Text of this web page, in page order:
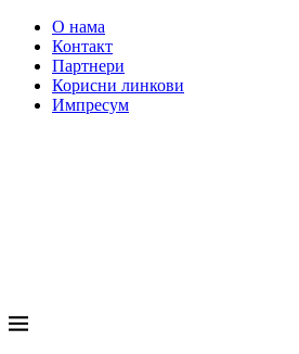
О нама
Контакт
Партнери
Корисни линкови
Импресум